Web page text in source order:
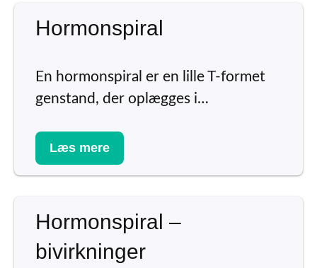
Hormonspiral
En hormonspiral er en lille T-formet
genstand, der oplægges i…
Læs mere
Hormonspiral –
bivirkninger